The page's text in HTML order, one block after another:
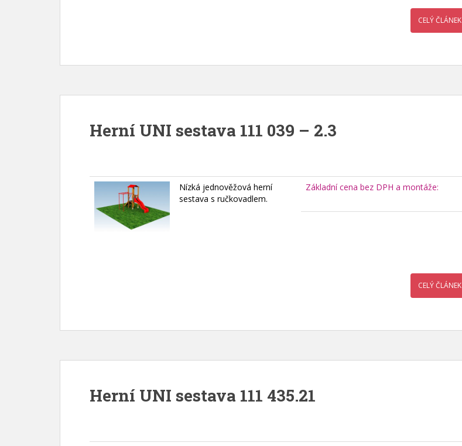
CELÝ ČLÁNEK
Herní UNI sestava 111 039 – 2.3
Nízká jednověžová herní
sestava s ručkovadlem.
Základní cena bez DPH a montáže:
CELÝ ČLÁNEK
Herní UNI sestava 111 435.21